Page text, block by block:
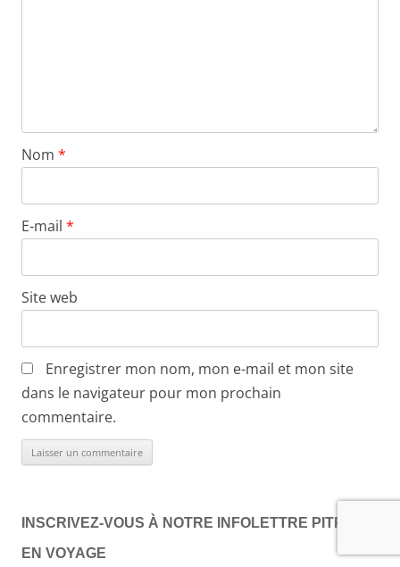
Nom *
E-mail *
Site web
Enregistrer mon nom, mon e-mail et mon site
dans le navigateur pour mon prochain
commentaire.
INSCRIVEZ-VOUS À NOTRE INFOLETTRE PITPIT
EN VOYAGE